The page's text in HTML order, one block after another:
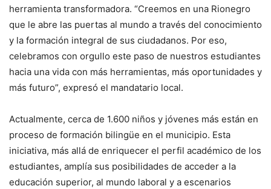
herramienta transformadora. “Creemos en una Rionegro
que le abre las puertas al mundo a través del conocimiento
y la formación integral de sus ciudadanos. Por eso,
celebramos con orgullo este paso de nuestros estudiantes
hacia una vida con más herramientas, más oportunidades y
más futuro”, expresó el mandatario local.
Actualmente, cerca de 1.600 niños y jóvenes más están en
proceso de formación bilingüe en el municipio. Esta
iniciativa, más allá de enriquecer el perfil académico de los
estudiantes, amplía sus posibilidades de acceder a la
educación superior, al mundo laboral y a escenarios